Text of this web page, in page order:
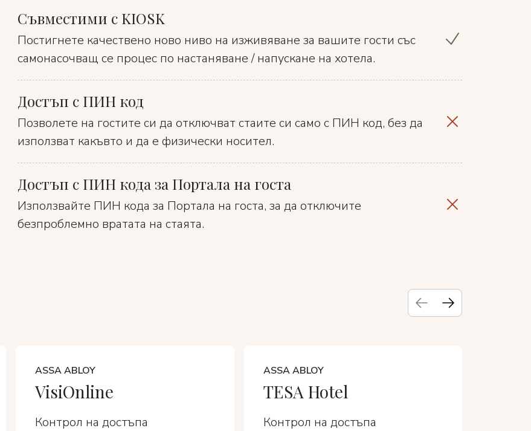
Съвместими с KIOSK
Постигнете качествено ново ниво на изживяване за вашите гости със
самонасочващ се процес по настаняване / напускане на хотела.
Достъп с ПИН код
Позволете на гостите си да отключват стаите си само с ПИН код, без да
използват какъвто и да е физически носител.
Достъп с ПИН кода за Портала на госта
Използвайте ПИН кода за Портала на госта, за да отключите
безпроблемно вратата на стаята.
ASSA ABLOY
VisiOnline
Контрол на достъпа
ASSA ABLOY
TESA Hotel
Контрол на достъпа